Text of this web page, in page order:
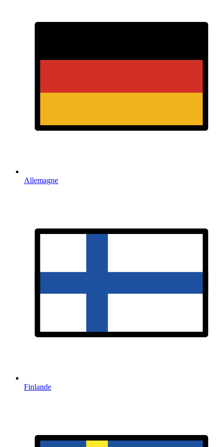
Allemagne
Finlande